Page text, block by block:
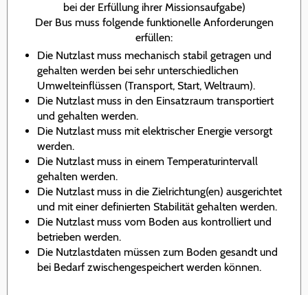
bei der Erfüllung ihrer Missionsaufgabe)
Der Bus muss folgende funktionelle Anforderungen
erfüllen:
Die Nutzlast muss mechanisch stabil getragen und
gehalten werden bei sehr unterschiedlichen
Umwelteinflüssen (Transport, Start, Weltraum).
Die Nutzlast muss in den Einsatzraum transportiert
und gehalten werden.
Die Nutzlast muss mit elektrischer Energie versorgt
werden.
Die Nutzlast muss in einem Temperaturintervall
gehalten werden.
Die Nutzlast muss in die Zielrichtung(en) ausgerichtet
und mit einer definierten Stabilität gehalten werden.
Die Nutzlast muss vom Boden aus kontrolliert und
betrieben werden.
Die Nutzlastdaten müssen zum Boden gesandt und
bei Bedarf zwischengespeichert werden können.